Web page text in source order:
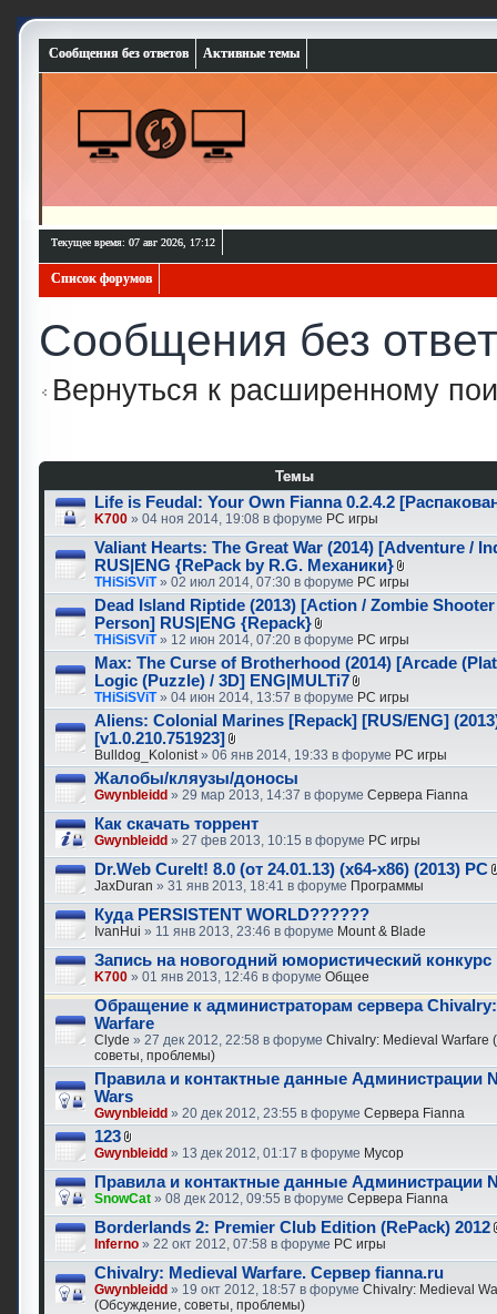
Сообщения без ответов Активные темы
Текущее время: 07 авг 2026, 17:12
Список форумов
Сообщения без
Вернуться к расширенному
Темы
Life is Feudal: Your Own Fianna 0.2.4.2
K700 » 04 ноя 2014, 19:08 в форуме PC игры
Valiant Hearts: The Great War (2014) [Adventure /
RUS|ENG {RePack by R.G. Механики}
THiSiSViT» 02 июл 2014, 07:30 в форуме PC игры
Dead Island Riptide (2013) [Action / Zombie
Person] RUS|ENG {Repack}
THiSiSViT» 12 июн 2014, 07:20 в форуме PC игры
Max: The Curse of Brotherhood (2014) [Arcade
Logic (Puzzle) / 3D] ENG|MULTi7
THiSiSViT» 04 июн 2014, 13:57 в форуме PC игры
Aliens: Colonial Marines [Repack] [RUS/ENG]
[v1.0.210.751923]
Bulldog_Kolonist» 06 янв 2014, 19:33 в форуме PC игры
Жалобы/кляузы/доносы
Gwynbleidd » 29 мар 2013, 14:37 в форуме Сервера Fianna
Как скачать торрент
Gwynbleidd » 27 фев 2013, 10:15 в форуме PC игры
Dr.Web CureIt! 8.0 (от 24.01.13) (x64-x86) (2013) PC
JaxDuran » 31 янв 2013, 18:41 в форуме Программы
Куда PERSISTENT WORLD??????
IvanHui » 11 янв 2013, 23:46 в форуме Mount & Blade
Запись на новогодний юмористический конкурс
K700 » 01 янв 2013, 12:46 в форуме Общее
Обращение к администраторам сервера
Warfare
Clyde » 27 дек 2012, 22:58 в форуме Chivalry: Medieval Warfare
советы, проблемы)
Правила и контактные данные Администрации
Wars
Gwynbleidd » 20 дек 2012, 23:55 в форуме Сервера Fianna
123
Gwynbleidd » 13 дек 2012, 01:17 в форуме Мусор
Правила и контактные данные Администрации
SnowCat » 08 дек 2012, 09:55 в форуме Сервера Fianna
Borderlands 2: Premier Club Edition (RePack) 2012
Inferno » 22 окт 2012, 07:58 в форуме PC игры
Chivalry: Medieval Warfare. Сервер fianna.ru
Gwynbleidd » 19 окт 2012, 18:57 в форуме Chivalry: Medieval
(Обсуждение, советы, проблемы)